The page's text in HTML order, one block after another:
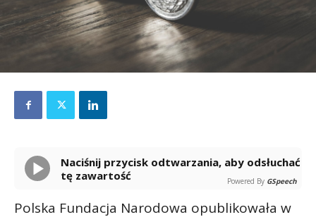
Naciśnij przycisk odtwarzania, aby odsłuchać
tę zawartość
Powered By GSpeech
Polska Fundacja Narodowa opublikowała w